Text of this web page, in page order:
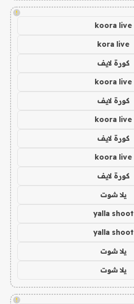
!
koora live
kora live
كورة لايف
koora live
كورة لايف
koora live
كورة لايف
koora live
كورة لايف
يلا شوت
yalla shoot
yalla shoot
يلا شوت
يلا شوت
!